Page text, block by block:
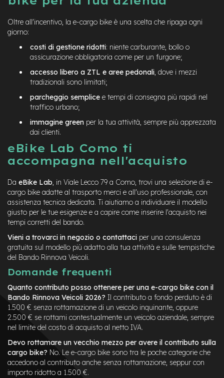
Oltre all'incentivo, la e-cargo bike è una scelta che ripaga ogni
giorno:
costi di gestione ridotti: niente carburante, bollo o
assicurazione obbligatoria come per un furgone;
accesso libero a ZTL e aree pedonali, dove i mezzi
tradizionali sono limitati;
parcheggio semplice e tempi di consegna più rapidi nel
traffico urbano;
immagine green per la tua attività, sempre più apprezzata
dai clienti.
eBike Lab Como ti
accompagna nell'acquisto
Da eBike Lab, in Viale Lecco 79 a Como, trovi una selezione di e-
cargo bike adatte al trasporto merci e all'uso professionale, con
assistenza tecnica dedicata. Ti aiutiamo a individuare il modello
giusto per le tue esigenze e a capire come inserire l'acquisto nei
tempi corretti del bando.
Vieni a trovarci in negozio o contattaci per una consulenza
gratuita sul modello più adatto alla tua attività e sulle tempistiche
del Bando Rinnova Veicoli.
Domande frequenti
Quanto contributo posso ottenere per una e-cargo bike con il
Bando Rinnova Veicoli 2026? Il contributo a fondo perduto è di
1.500 € senza rottamazione di un veicolo inquinante, oppure
2.500 € se rottami contestualmente un veicolo aziendale, sempre
nel limite del costo di acquisto al netto IVA.
Devo rottamare un vecchio mezzo per avere il contributo sulla
cargo bike? No. Le e-cargo bike sono tra le poche categorie che
accedono al contributo anche senza rottamazione, seppur con
importo ridotto a 1.500 €.